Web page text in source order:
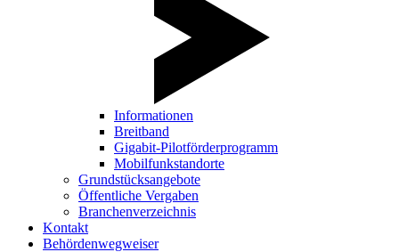
Informationen
Breitband
Gigabit-Pilotförderprogramm
Mobilfunkstandorte
Grundstücksangebote
Öffentliche Vergaben
Branchenverzeichnis
Kontakt
Behördenwegweiser